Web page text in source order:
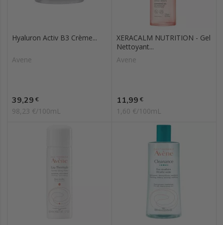
Hyaluron Activ B3 Crème...
Avene
Prix
39,29 €
98,23 €/100mL
XERACALM NUTRITION - Gel
Nettoyant...
Avene
Prix
11,99 €
1,60 €/100mL